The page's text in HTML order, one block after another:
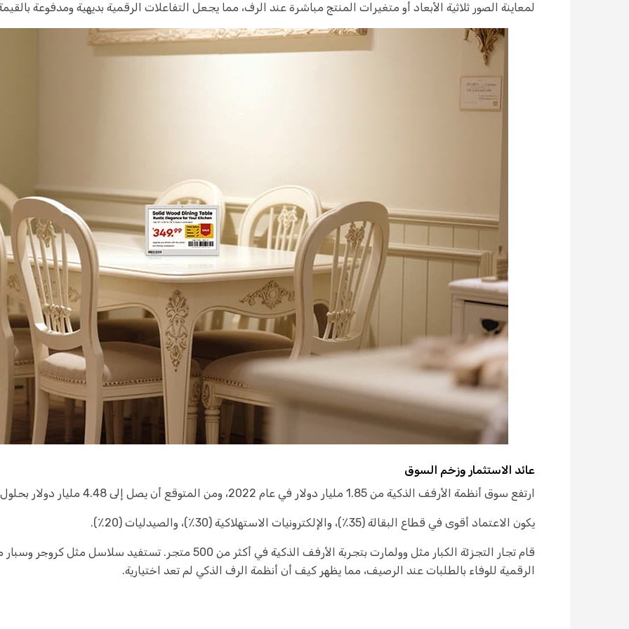
لمعاينة الصور ثلاثية الأبعاد أو متغيرات المنتج مباشرة عند الرف، مما يجعل التفاعلات الرقمية بديهية ومدفوعة
عائد الاستثمار وزخم السوق
ارتفع سوق أنظمة الأرفف الذكية من 1.85 مليار دولار في عام 2022، ومن المتوقع أن يصل إلى 4.48 مليار دولار بحلول عام 2030، بمعدل نمو سنوي يبلغ 11.7٪.
يكون الاعتماد أقوى في قطاع البقالة (35٪)، والإلكترونيات الاستهلاكية (30٪)، والصيدليات (20٪).
قام تجار التجزئة الكبار مثل وولمارت بتجربة الأرفف الذكية في أكثر من
الرقمية للوفاء بالطلبات عند الرصيف، مما يظهر كيف أن أنظمة الرف الذكي لم تعد اختيارية.